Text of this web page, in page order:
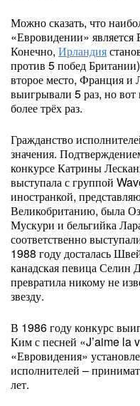
Можно сказать, что
«Евровидении» является
Конечно, Ирландия
против 5 побед
второе место, Франция и
выигрывали 5 раз, но вот
более трёх раз.
Гражданство
значения.
конкурсе Катрины
выступала с группой
иностранкой,
Великобританию, была
Мускури и бельгийка
соответственно
1988 году досталась
канадская певица Селин
превратила никому не
звезду.
В 1986 году конкурс
Ким с песней «J’aime la
«Евровидения»
исполнителей –
лет.